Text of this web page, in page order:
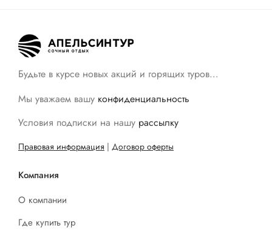
Будьте в курсе новых акций и горящих туров…
Мы уважаем вашу конфиденциальность
Условия подписки на нашу рассылку
Правовая информация | Договор оферты
Компания
О компании
Где купить тур